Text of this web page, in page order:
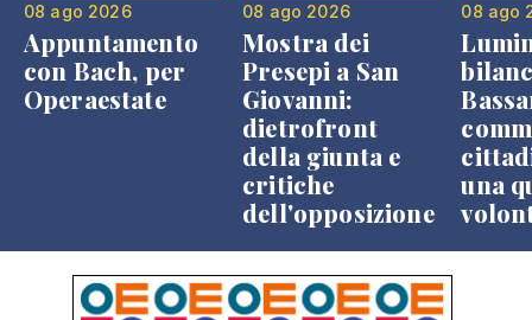
08 ago 2026
Appuntamento
con Bach, per
Operaestate
08 ago 2026
Mostra dei
Presepi a San
Giovanni:
dietrofront
della giunta e
critiche
dell'opposizione
08 ago
una